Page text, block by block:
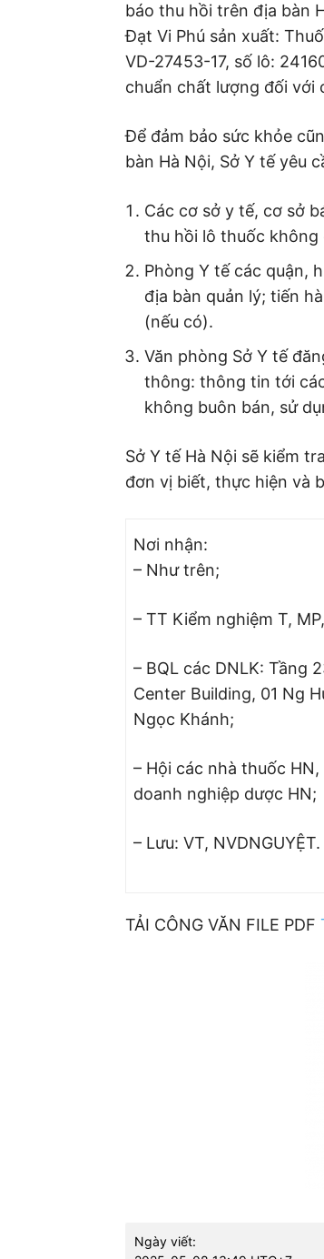
báo thu hồi trên địa bàn
Đạt Vi Phú sản xuất:
VD-27453-17, số lô:
chuẩn chất lượng đối với
Để đảm bảo sức khỏe
bàn Hà Nội, Sở Y tế yêu
Các cơ sở y tế, cơ sở
thu hồi lô thuốc không
Phòng Y tế các quận,
địa bàn quản lý; tiến
(nếu có).
Văn phòng Sở Y tế
thông: thông tin tới
không buôn bán, sử
Sở Y tế Hà Nội sẽ kiểm
đơn vị biết, thực hiện và
Nơi nhận:
– Như trên;
– TT Kiểm nghiệm T,
– BQL các DNLK: Tầng
Center Building, 01 Ng
Ngọc Khánh;
– Hội các nhà thuốc HN,
doanh nghiệp dược HN;
– Lưu: VT, NVDNGUYỆT.
TẢI CÔNG VĂN FILE PDF
Ngày viết: